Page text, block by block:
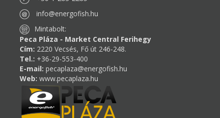
info@energofish.hu
Mintabolt:
Peca Pláza - Market Central Ferihegy
Cím: 2220 Vecsés, Fő út 246-248.
Tel.: +36-29-553-400
E-mail: pecaplaza@energofish.hu
Web: www.pecaplaza.hu